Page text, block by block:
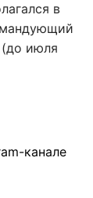
в
(до июля
канале